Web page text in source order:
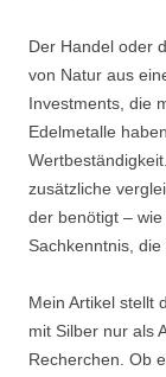
Der Handel oder
von Natur aus
Investments, die
Edelmetalle
zusätzliche
der benötigt –
Sachkenntnis,
Mein Artikel stellt
mit Silber nur als
Recherchen. Ob